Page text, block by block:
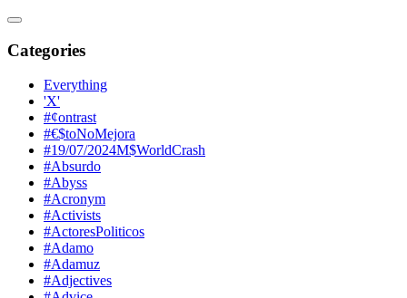
Categories
Everything
'X'
#¢ontrast
#€$toNoMejora
#19/07/2024M$WorldCrash
#Absurdo
#Abyss
#Acronym
#Activists
#ActoresPoliticos
#Adamo
#Adamuz
#Adjectives